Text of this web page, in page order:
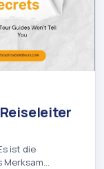
ist die
Merksam…